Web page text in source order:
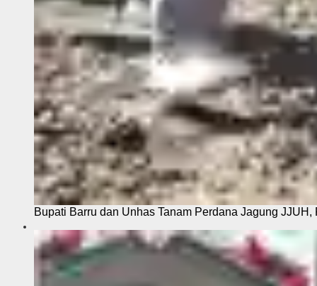
Bupati Barru dan Unhas Tanam Perdana Jagung